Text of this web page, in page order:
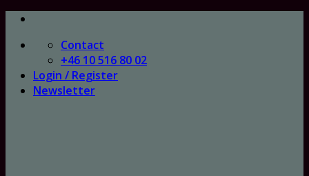
Skip
content
Contact
+46 10 516 80 02
Login / Register
Newsletter